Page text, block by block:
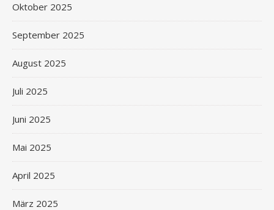
Oktober 2025
September 2025
August 2025
Juli 2025
Juni 2025
Mai 2025
April 2025
März 2025